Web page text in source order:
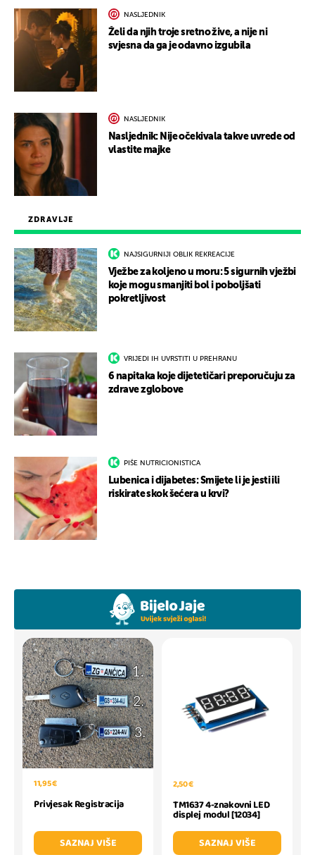
ZDRAVLJE
NAJSIGURNIJI OBLIK REKREACIJE
Vježbe za koljeno u moru: 5 sigurnih vježbi
koje mogu smanjiti bol i poboljšati
pokretljivost
VRIJEDI IH UVRSTITI U PREHRANU
6 napitaka koje dijetetičari preporučuju za
zdrave zglobove
PIŠE NUTRICIONISTICA
Lubenica i dijabetes: Smijete li je jesti ili
riskirate skok šećera u krvi?
NASLJEDNIK
Želi da njih troje sretno žive, a nije ni
svjesna da ga je odavno izgubila
NASLJEDNIK
Nasljednik: Nije očekivala takve uvrede od
vlastite majke
11,95 €
Privjesak Registracija
SAZNAJ VIŠE
2,50 €
TM1637 4-znakovni LED
displej modul [12034]
SAZNAJ VIŠE